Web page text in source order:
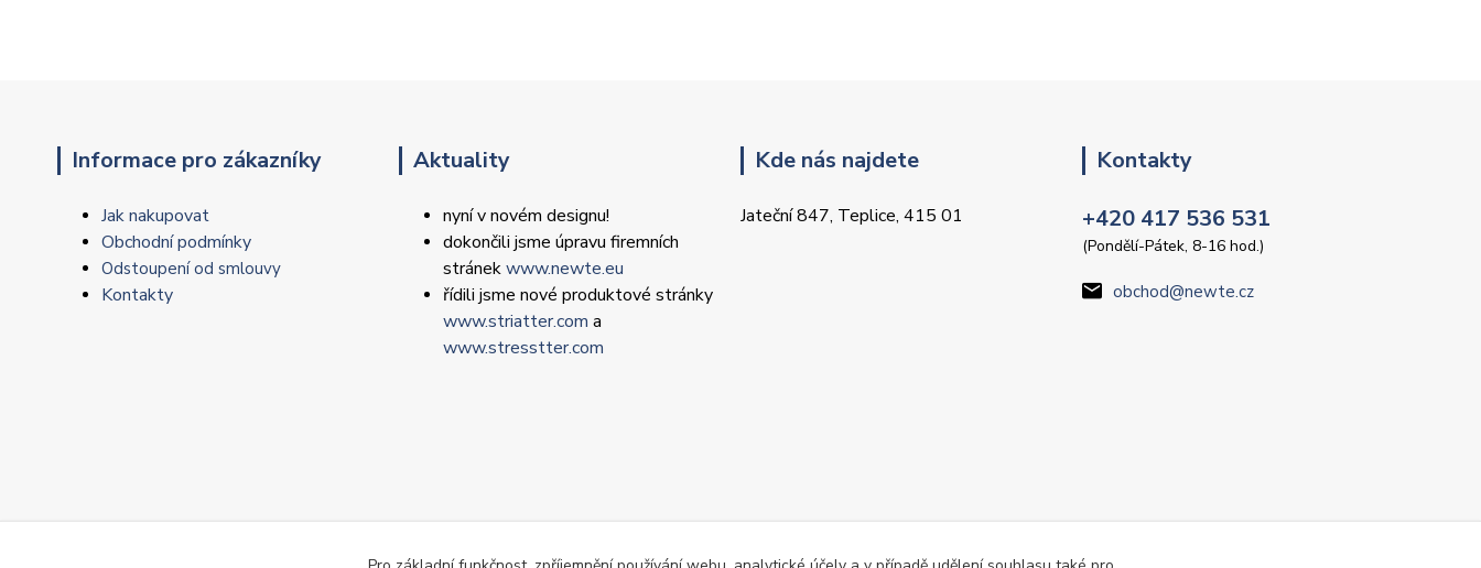
Informace pro zákazníky
Jak nakupovat
Obchodní podmínky
Odstoupení od smlouvy
Kontakty
Aktuality
nyní v novém designu!
dokončili jsme úpravu firemních
stránekwww.newte.eu
řídili jsme nové produktové stránky
www.striatter.com a
www.stresstter.com
Kde nás najdete
Jateční 847, Teplice, 415 01
Kontakty
+420 417 536 531
(Pondělí-Pátek, 8-16 hod.)
obchod@newte.cz